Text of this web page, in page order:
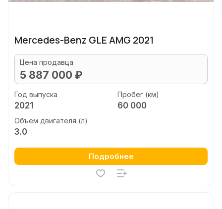
Mercedes-Benz GLE AMG 2021
Цена продавца
5 887 000 ₽
Год выпуска
2021
Пробег (км)
60 000
Объем двигателя (л)
3.0
Подробнее